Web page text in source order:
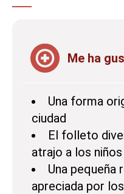
Me ha
Una forma
ciudad
El folleto
atrajo a los niños
Una pequeña
apreciada por